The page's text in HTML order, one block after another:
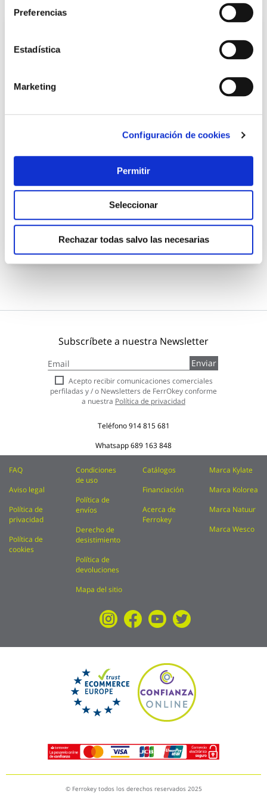
Preferencias
Estadística
Marketing
Configuración de cookies
Permitir
Seleccionar
Rechazar todas salvo las necesarias
7,20 €
Añadir al carrito
Subscríbete a nuestra Newsletter
a
nuestro
boletín
de
Enviar
Acepto recibir comunicaciones comerciales
perfiladas y / o Newsletters de FerrOkey conforme
a nuestra Política de privacidad
Teléfono914 815 681
Whatsapp689 163 848
FAQ
Aviso legal
Política de
privacidad
Política de
cookies
Condiciones
de uso
Política de
envíos
Derecho de
desistimiento
Política de
devoluciones
Mapa del sitio
Catálogos
Financiación
Acerca de
Ferrokey
Marca Kylate
Marca Kolorea
Marca Natuur
Marca Wesco
© Ferrokey todos los derechos reservados 2025